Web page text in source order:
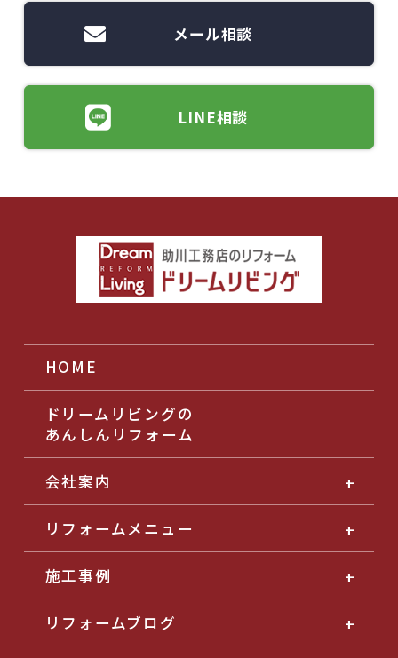
メール相談
LINE相談
HOME
ドリームリビングの
あんしんリフォーム
会社案内
リフォームメニュー
施工事例
リフォームブログ